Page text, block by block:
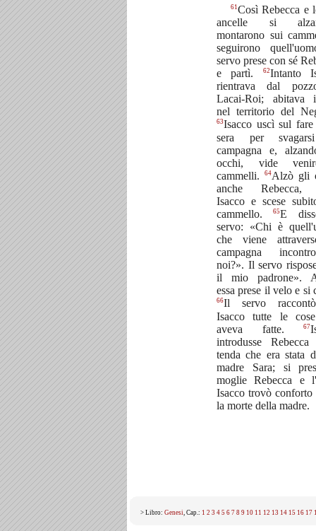
61 Così Rebecca e
ancelle si
montarono sui
seguirono
servo prese con sé
e partì.
62Intanto
rientrava dal
Lacai-Roi; abitava
nel territorio del
63Isacco uscì sul fare
sera per
campagna e,
occhi, vide
cammelli.
64Alzò gli
anche Rebecca,
Isacco e scese
cammello.65E
servo: «Chi è
che viene
campagna
noi?». Il servo
il mio padrone».
essa prese il velo e si
66Il servo
Isacco tutte le
aveva fatte.
67
introdusse Rebecca
tenda che era stata
madre Sara; si
moglie Rebecca e
Isacco trovò conforto
la morte della madre.
> Libro: Genesi, Cap.: 1 2 3 4 5 6 7 8 9 10 11 12 13 14 15 16 17